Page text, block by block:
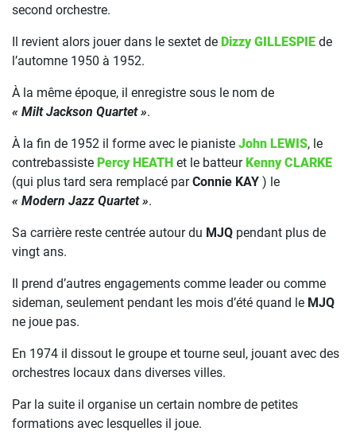
second orchestre.
Il revient alors jouer dans le sextet de Dizzy GILLESPIE de
l’automne 1950 à 1952.
À la même époque, il enregistre sous le nom de
« Milt Jackson Quartet ».
À la fin de 1952 il forme avec le pianiste John LEWIS, le
contrebassiste Percy HEATH et le batteur Kenny CLARKE
(qui plus tard sera remplacé parConnie KAY ) le
« Modern Jazz Quartet ».
Sa carrière reste centrée autour du MJQ pendant plus de
vingt ans.
Il prend d’autres engagements comme leader ou comme
sideman, seulement pendant les mois d’été quand le MJQ
ne joue pas.
En 1974 il dissout le groupe et tourne seul, jouant avec des
orchestres locaux dans diverses villes.
Par la suite il organise un certain nombre de petites
formations avec lesquelles il joue.